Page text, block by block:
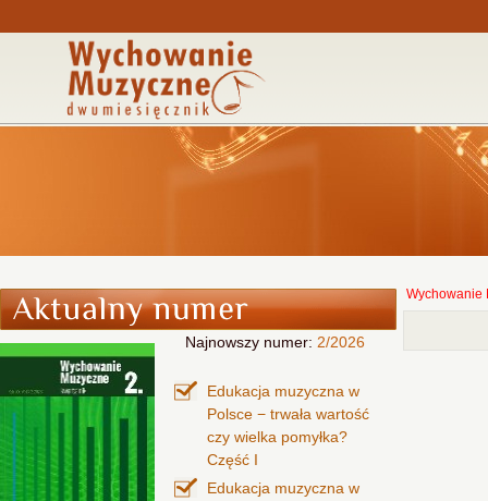
Najnowszy numer: 2/2026
Edukacja muzyczna w
Polsce − trwała wartość
czy wielka pomyłka?
Część I
Edukacja muzyczna w
Wychowanie